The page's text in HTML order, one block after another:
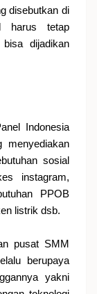
disebutkan di
harus tetap
dijadikan
Indonesia
menyediakan
sosial
instagram,
PPOB
listrik dsb.
pusat SMM
berupaya
yakni